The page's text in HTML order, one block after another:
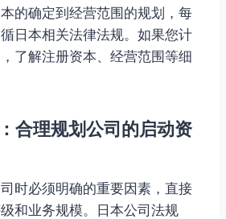
的确定到经营范围的规划，每
日本相关法律法规。如果您计
了解注册资本、经营范围等细
合理规划公司的启动资
时必须明确的重要因素，直接
和业务规模。日本公司法规